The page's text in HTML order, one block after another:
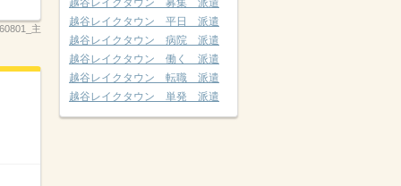
主
越谷レイクタウン 募集 派遣
越谷レイクタウン 平日 派遣
越谷レイクタウン 病院 派遣
越谷レイクタウン 働く 派遣
越谷レイクタウン 転職 派遣
越谷レイクタウン 単発 派遣